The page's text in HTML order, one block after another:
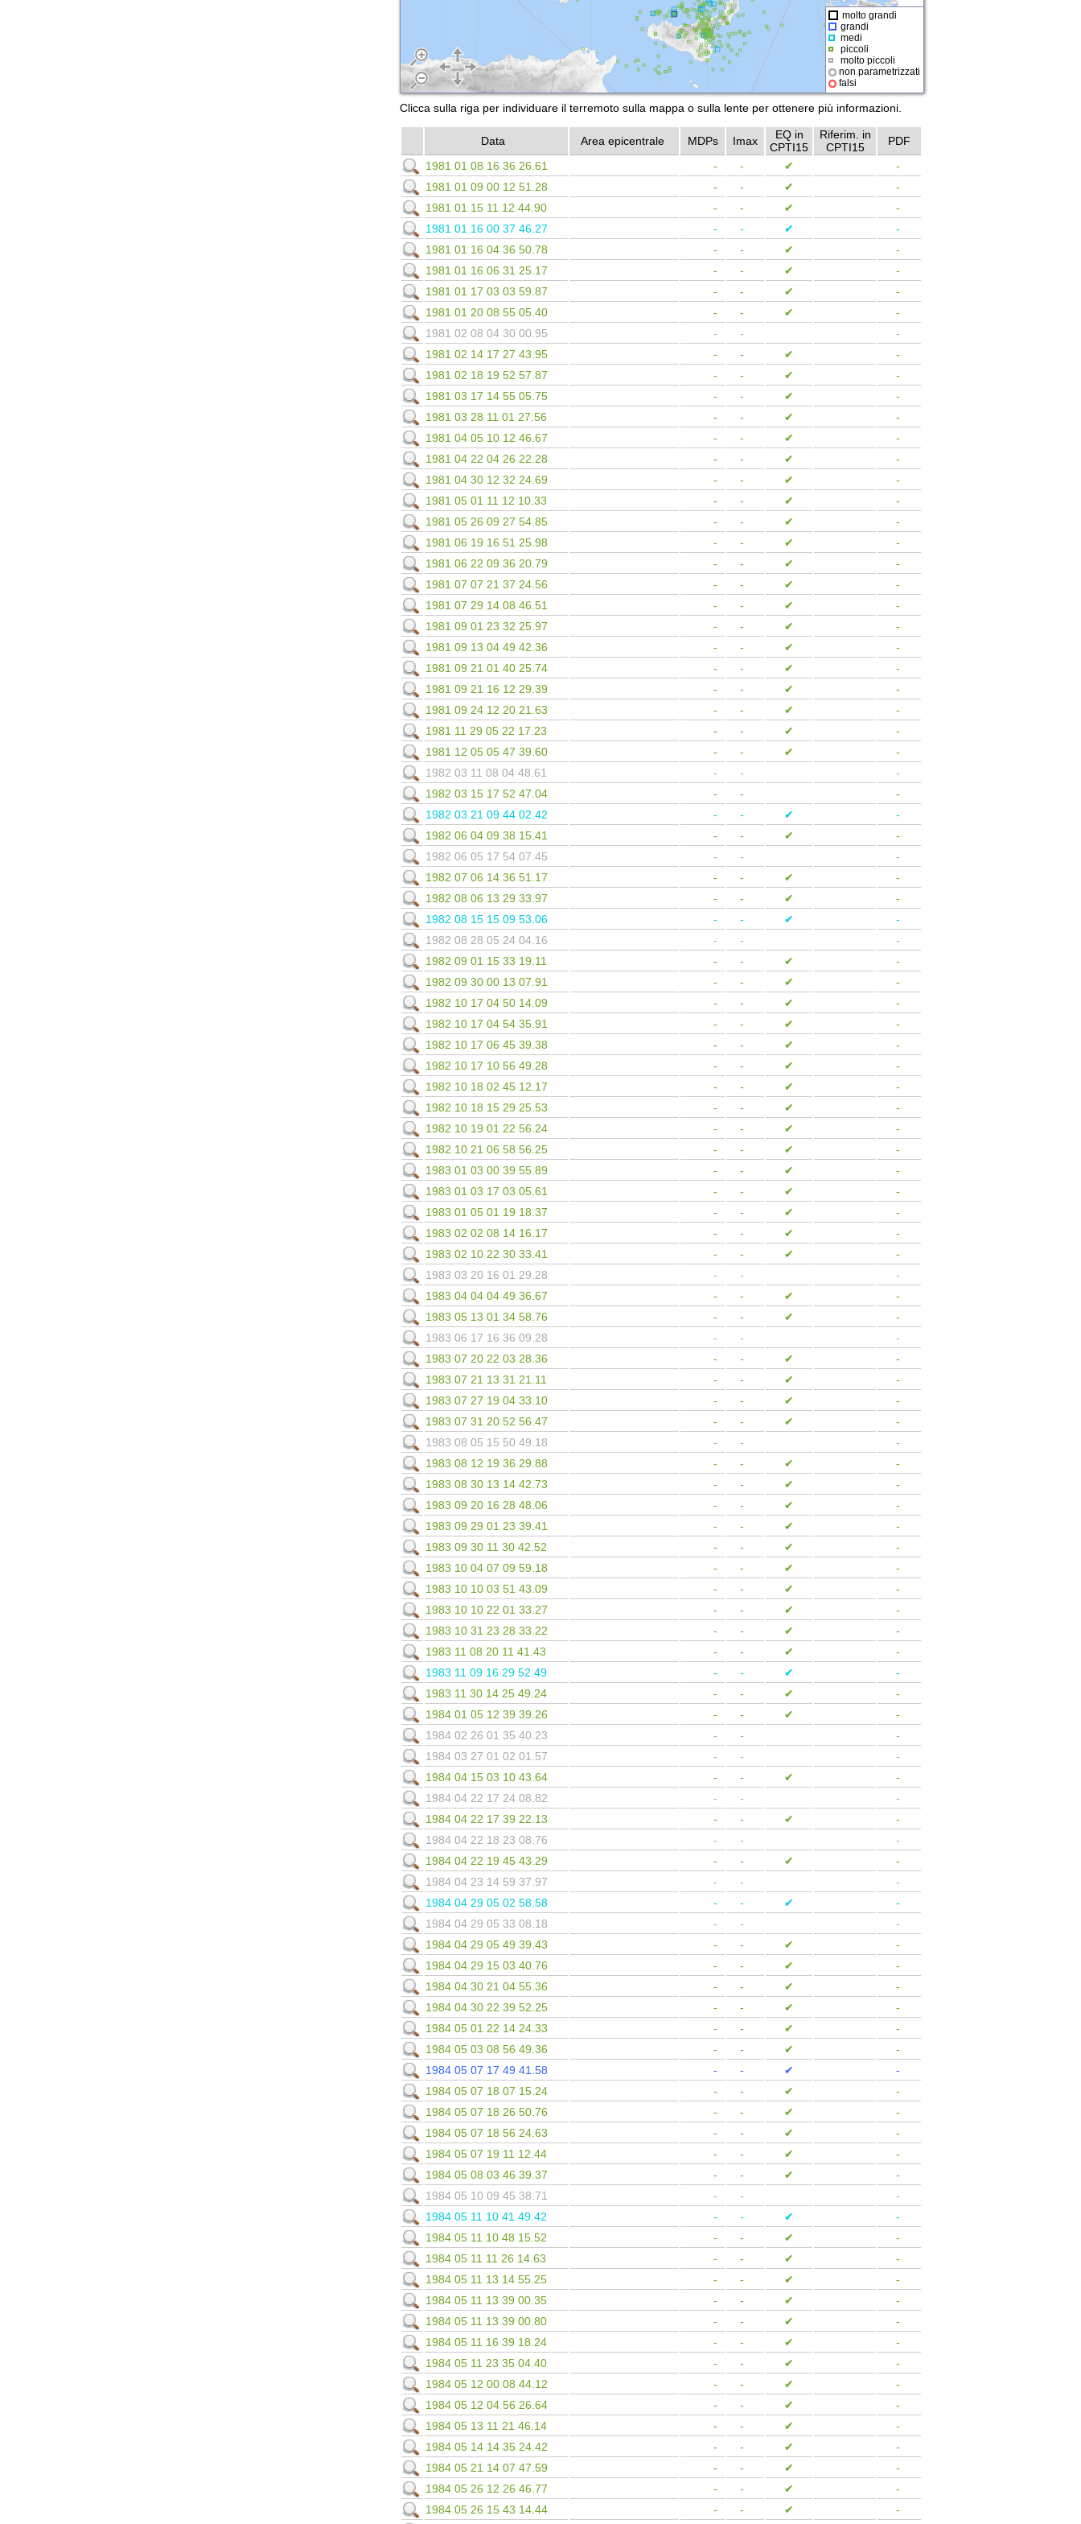
molto grandi
grandi
medi
piccoli
molto piccoli
non parametrizzati
falsi
Clicca sulla riga per individuare il terremoto sulla mappa o sulla lente per ottenere più informazioni.
Data Area epicentrale MDPs Imax
EQ in
CPTI15
Riferim. in
CPTI15
PDF
1981 01 08 16 36 26.61
- - ✔
-
1981 01 09 00 12 51.28
- - ✔
-
1981 01 15 11 12 44.90
- - ✔
-
1981 01 16 00 37 46.27
- - ✔
-
1981 01 16 04 36 50.78
- - ✔
-
1981 01 16 06 31 25.17
- - ✔
-
1981 01 17 03 03 59.87
- - ✔
-
1981 01 20 08 55 05.40
- - ✔
-
1981 02 08 04 30 00.95
- -
-
1981 02 14 17 27 43.95
- - ✔
-
1981 02 18 19 52 57.87
- - ✔
-
1981 03 17 14 55 05.75
- - ✔
-
1981 03 28 11 01 27.56
- - ✔
-
1981 04 05 10 12 46.67
- - ✔
-
1981 04 22 04 26 22.28
- - ✔
-
1981 04 30 12 32 24.69
- - ✔
-
1981 05 01 11 12 10.33
- - ✔
-
1981 05 26 09 27 54.85
- - ✔
-
1981 06 19 16 51 25.98
- - ✔
-
1981 06 22 09 36 20.79
- - ✔
-
1981 07 07 21 37 24.56
- - ✔
-
1981 07 29 14 08 46.51
- - ✔
-
1981 09 01 23 32 25.97
- - ✔
-
1981 09 13 04 49 42.36
- - ✔
-
1981 09 21 01 40 25.74
- - ✔
-
1981 09 21 16 12 29.39
- - ✔
-
1981 09 24 12 20 21.63
- - ✔
-
1981 11 29 05 22 17.23
- - ✔
-
1981 12 05 05 47 39.60
- - ✔
-
1982 03 11 08 04 48.61
- -
-
1982 03 15 17 52 47.04
- -
-
1982 03 21 09 44 02.42
- - ✔
-
1982 06 04 09 38 15.41
- - ✔
-
1982 06 05 17 54 07.45
- -
-
1982 07 06 14 36 51.17
- - ✔
-
1982 08 06 13 29 33.97
- - ✔
-
1982 08 15 15 09 53.06
- - ✔
-
1982 08 28 05 24 04.16
- -
-
1982 09 01 15 33 19.11
- - ✔
-
1982 09 30 00 13 07.91
- - ✔
-
1982 10 17 04 50 14.09
- - ✔
-
1982 10 17 04 54 35.91
- - ✔
-
1982 10 17 06 45 39.38
- - ✔
-
1982 10 17 10 56 49.28
- - ✔
-
1982 10 18 02 45 12.17
- - ✔
-
1982 10 18 15 29 25.53
- - ✔
-
1982 10 19 01 22 56.24
- - ✔
-
1982 10 21 06 58 56.25
- - ✔
-
1983 01 03 00 39 55.89
- - ✔
-
1983 01 03 17 03 05.61
- - ✔
-
1983 01 05 01 19 18.37
- - ✔
-
1983 02 02 08 14 16.17
- - ✔
-
1983 02 10 22 30 33.41
- - ✔
-
1983 03 20 16 01 29.28
- -
-
1983 04 04 04 49 36.67
- - ✔
-
1983 05 13 01 34 58.76
- - ✔
-
1983 06 17 16 36 09.28
- -
-
1983 07 20 22 03 28.36
- - ✔
-
1983 07 21 13 31 21.11
- - ✔
-
1983 07 27 19 04 33.10
- - ✔
-
1983 07 31 20 52 56.47
- - ✔
-
1983 08 05 15 50 49.18
- -
-
1983 08 12 19 36 29.88
- - ✔
-
1983 08 30 13 14 42.73
- - ✔
-
1983 09 20 16 28 48.06
- - ✔
-
1983 09 29 01 23 39.41
- - ✔
-
1983 09 30 11 30 42.52
- - ✔
-
1983 10 04 07 09 59.18
- - ✔
-
1983 10 10 03 51 43.09
- - ✔
-
1983 10 10 22 01 33.27
- - ✔
-
1983 10 31 23 28 33.22
- - ✔
-
1983 11 08 20 11 41.43
- - ✔
-
1983 11 09 16 29 52.49
- - ✔
-
1983 11 30 14 25 49.24
- - ✔
-
1984 01 05 12 39 39.26
- - ✔
-
1984 02 26 01 35 40.23
- -
-
1984 03 27 01 02 01.57
- -
-
1984 04 15 03 10 43.64
- - ✔
-
1984 04 22 17 24 08.82
- -
-
1984 04 22 17 39 22.13
- - ✔
-
1984 04 22 18 23 08.76
- -
-
1984 04 22 19 45 43.29
- - ✔
-
1984 04 23 14 59 37.97
- -
-
1984 04 29 05 02 58.58
- - ✔
-
1984 04 29 05 33 08.18
- -
-
1984 04 29 05 49 39.43
- - ✔
-
1984 04 29 15 03 40.76
- - ✔
-
1984 04 30 21 04 55.36
- - ✔
-
1984 04 30 22 39 52.25
- - ✔
-
1984 05 01 22 14 24.33
- - ✔
-
1984 05 03 08 56 49.36
- - ✔
-
1984 05 07 17 49 41.58
- - ✔
-
1984 05 07 18 07 15.24
- - ✔
-
1984 05 07 18 26 50.76
- - ✔
-
1984 05 07 18 56 24.63
- - ✔
-
1984 05 07 19 11 12.44
- - ✔
-
1984 05 08 03 46 39.37
- - ✔
-
1984 05 10 09 45 38.71
- -
-
1984 05 11 10 41 49.42
- - ✔
-
1984 05 11 10 48 15.52
- - ✔
-
1984 05 11 11 26 14.63
- - ✔
-
1984 05 11 13 14 55.25
- - ✔
-
1984 05 11 13 39 00.35
- - ✔
-
1984 05 11 13 39 00.80
- - ✔
-
1984 05 11 16 39 18.24
- - ✔
-
1984 05 11 23 35 04.40
- - ✔
-
1984 05 12 00 08 44.12
- - ✔
-
1984 05 12 04 56 26.64
- - ✔
-
1984 05 13 11 21 46.14
- - ✔
-
1984 05 14 14 35 24.42
- - ✔
-
1984 05 21 14 07 47.59
- - ✔
-
1984 05 26 12 26 46.77
- - ✔
-
1984 05 26 15 43 14.44
- - ✔ -